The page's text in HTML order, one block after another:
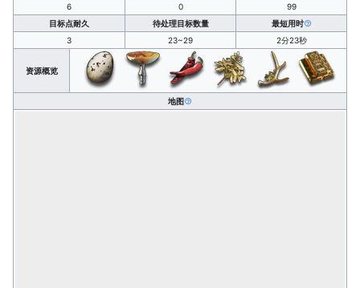
6
0
99
目标点耐久
待处理目标数量
最短用时
3
23~29 2分23秒
资源概览
地图